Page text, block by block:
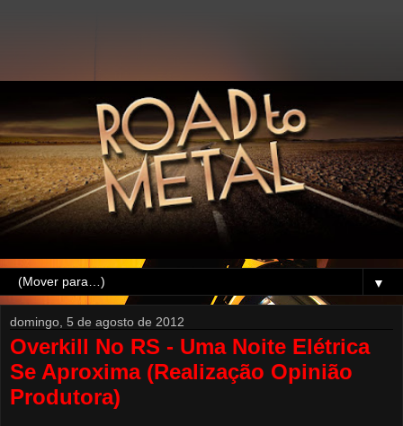
▼
domingo, 5 de agosto de 2012
Overkill No RS - Uma Noite Elétrica
Se Aproxima (Realização Opinião
Produtora)